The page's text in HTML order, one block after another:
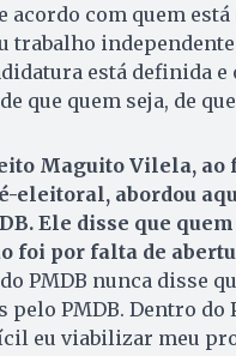
acordo com quem
trabalho
está definida
que quem seja, de
Maguito Vilela, ao
eleitoral, abordou
Ele disse que
foi por falta de
PMDB nunca disse
pelo PMDB. Dentro
eu viabilizar meu